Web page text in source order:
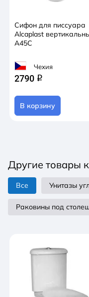
Сифон для писсуара
Alcaplast
A45C
Чехия
2790 q
В корзину
Другие товары
Все Унитазы
Раковины под